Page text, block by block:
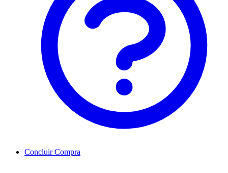
Concluir Compra